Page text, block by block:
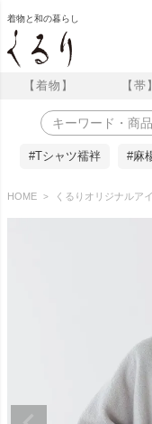
着物と和の暮らし
【着物】 【帯】
#Tシャツ襦袢 #麻
HOME くるりオリジナルア